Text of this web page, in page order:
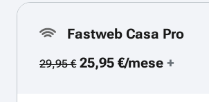
Fastweb Casa Pro
29,95 €25,95 €/mese+